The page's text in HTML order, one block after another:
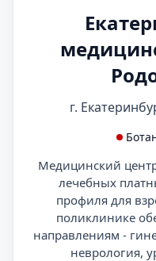
г.
Медицинский центр
лечебных
профиля для
поликлинике
направлениям -
неврология,